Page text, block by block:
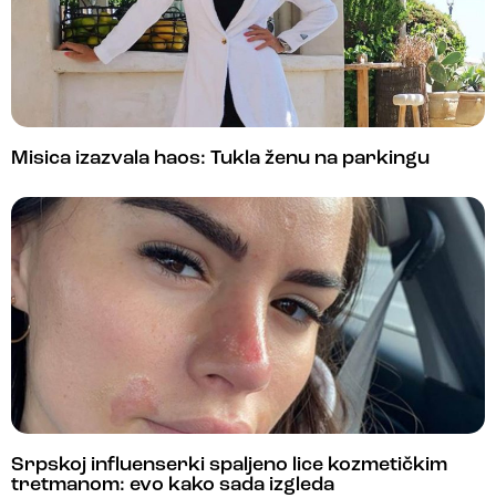
Misica izazvala haos: Tukla ženu na parkingu
Srpskoj influenserki spaljeno lice kozmetičkim
tretmanom: evo kako sada izgleda